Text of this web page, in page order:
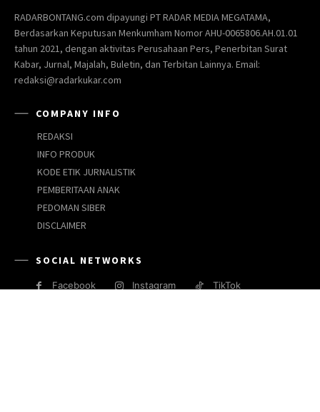
RADARBONTANG.com dipayungi PT RADAR MEDIA MEGATAMA,
Berdasarkan Keputusan Menkumham Nomor AHU-0065806.AH.01.01
tahun 2021, dengan aktivitas Perusahaan Pers, Penerbitan Surat
Kabar, Jurnal, Majalah, Buletin, dan Terbitan Lainnya. Email:
redaksi@radarkukar.com
COMPANY INFO
REDAKSI
INFO PRODUK
KODE ETIK JURNALISTIK
PEMBERITAAN ANAK
PEDOMAN SIBER
DISCLAIMER
SOCIAL NETWORKS
Facebook Instagram TikTok